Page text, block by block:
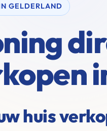
GELDERLAND
huis